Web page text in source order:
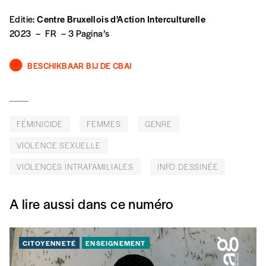
Édition numérique
Offre découverte
Vous souhaitez découvrir
découverte
Cadeau
Editie:Centre Bruxellois d'Action Interculturelle
2023 – FR – 3 Pagina’s
BESCHIKBAAR BIJ DE CBAI
FÉMINICIDE FEMMES
GENRE
VIOLENCE SEXUELLE
VIOLENCES INTRAFAMILIALES
INFO DESSINÉE
A lire aussi dans ce numéro
CITOYENNETÉ ENSEIGNEMENT